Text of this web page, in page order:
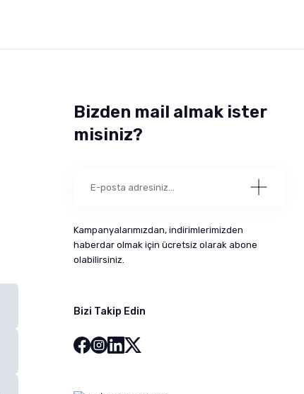
Bizden mail almak ister
misiniz?
Kampanyalarımızdan, indirimlerimizden
haberdar olmak için ücretsiz olarak abone
olabilirsiniz.
Bizi Takip Edin